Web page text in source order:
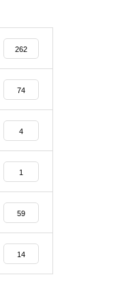
262
74
4
1
59
14